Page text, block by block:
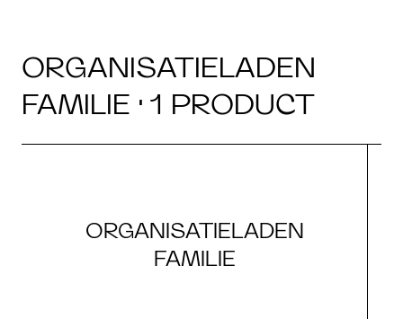
ORGANISATIELADEN
FAMILIE · 1 PRODUCT
ORGANISATIELADEN
FAMILIE